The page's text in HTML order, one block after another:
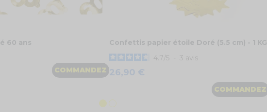
60 ans
COMMANDEZ
Confettis papier étoile Doré (5.5 cm) - 1 KG
4.7 5 - 3 avis
26,90 €
COMMANDEZ